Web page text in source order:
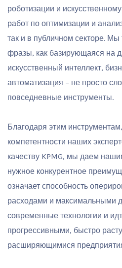
роботизации и
работ по оптимизации и
так и в публичном секторе. Мы
фразы, как базирующаяся на
искусственный интеллект,
автоматизация – не просто
повседневные инструменты.
Благодаря этим
компетентности наших
качеству KPMG, мы даем
нужное конкурентное
означает способность
расходами и максимальными
современные технологии и
прогрессивными, быстро
расширяющимися